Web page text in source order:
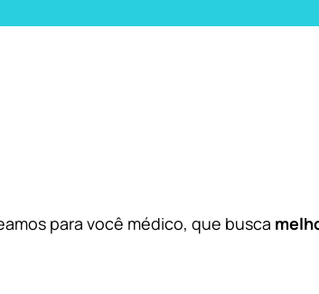
para você médico, que busca